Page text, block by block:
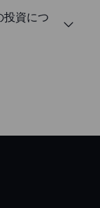
資につ